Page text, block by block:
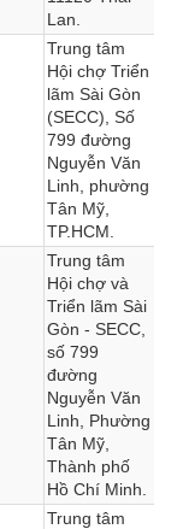
Lan.
Trung tâm
Hội chợ Triển
lãm Sài Gòn
(SECC), Số
799 đường
Nguyễn Văn
Linh, phường
Tân Mỹ,
TP.HCM.
Trung tâm
Hội chợ và
Triển lãm Sài
Gòn - SECC,
số 799
đường
Nguyễn Văn
Linh, Phường
Tân Mỹ,
Thành phố
Hồ Chí Minh.
Trung tâm